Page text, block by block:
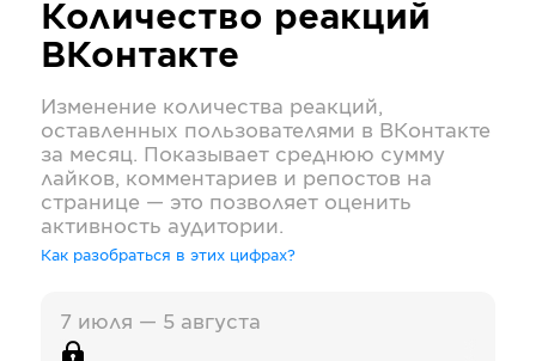
Количество реакций
ВКонтакте
Изменение количества реакций,
оставленных пользователями в ВКонтакте
за месяц. Показывает среднюю сумму
лайков, комментариев и репостов на
странице — это позволяет оценить
активность аудитории.
Как разобраться в этих цифрах?
7 июля — 5 августа